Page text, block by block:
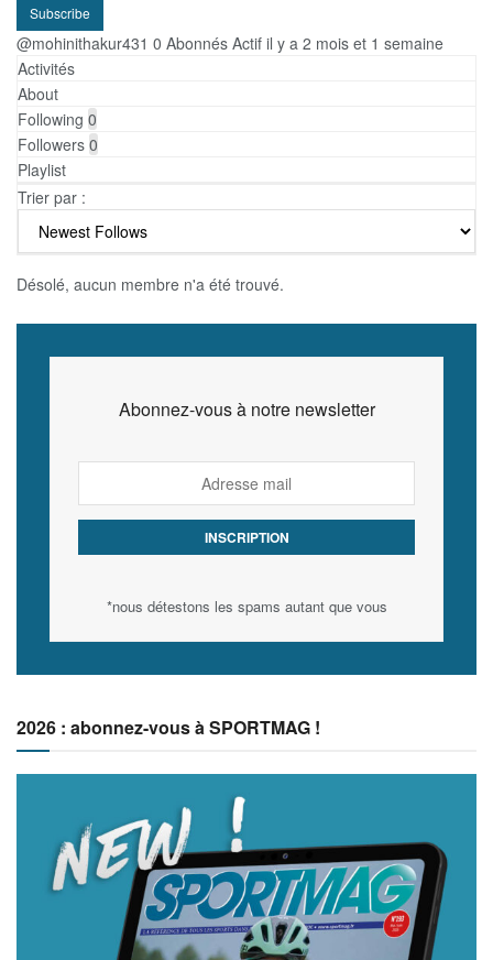
Subscribe
@mohinithakur431 0 Abonnés Actif il y a 2 mois et 1 semaine
Activités
About
Following 0
Followers 0
Playlist
Trier par :
Désolé, aucun membre n'a été trouvé.
Abonnez-vous à notre newsletter
*nous détestons les spams autant que vous
2026 : abonnez-vous à SPORTMAG !